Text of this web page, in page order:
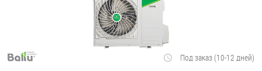
Под заказ (10-12 дней)